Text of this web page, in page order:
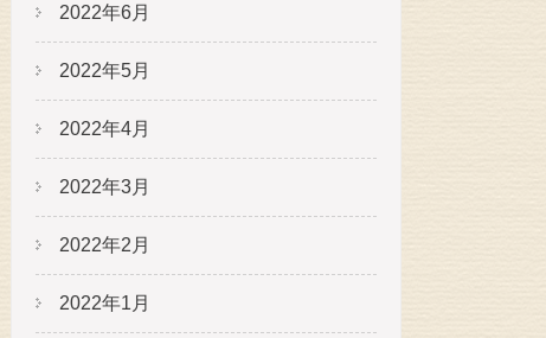
2022年6月
2022年5月
2022年4月
2022年3月
2022年2月
2022年1月